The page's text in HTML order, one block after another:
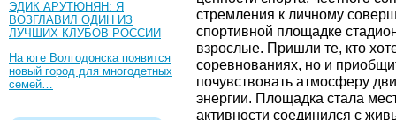
ЭДИК АРУТЮНЯН: Я
ВОЗГЛАВИЛ ОДИН ИЗ
ЛУЧШИХ КЛУБОВ РОССИИ
На юге Волгодонска появится
новый город для многодетных
семей…
стремления к личному
спортивной площадке
взрослые. Пришли те, кто
соревнованиях, но и
почувствовать атмосферу
энергии. Площадка стала
активности соединился с